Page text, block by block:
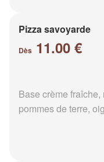
Pizza savoyarde
Dès 11.00 €
Base crème
pommes de terre,